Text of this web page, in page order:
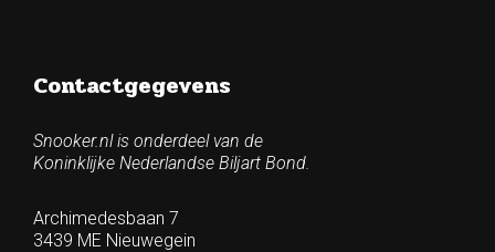
Contactgegevens
Snooker.nl is onderdeel van de
Koninklijke Nederlandse Biljart Bond.
Archimedesbaan 7
3439 ME Nieuwegein